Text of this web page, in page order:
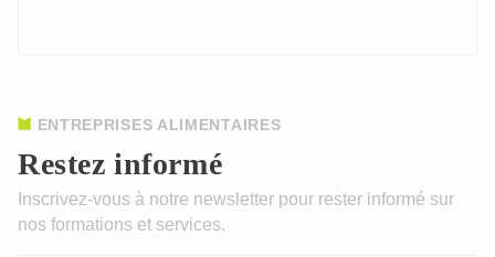
Restez informé
ENTREPRISES ALIMENTAIRES
Inscrivez-vous à notre newsletter pour rester informé sur
nos formations et services.